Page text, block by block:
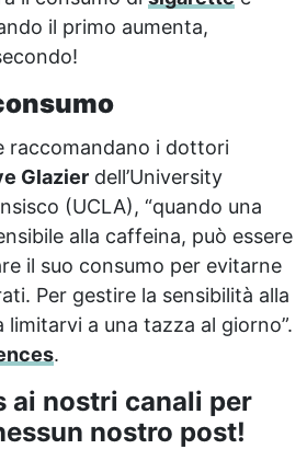
il primo aumenta,
raccomandano i dottori
Glazier dell’University
(UCLA), “quando una
alla caffeina, può essere
il suo consumo per evitarne
Per gestire la sensibilità alla
a una tazza al giorno”.
.
ai nostri canali per
nostro post!